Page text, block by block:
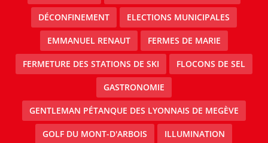
DÉCONFINEMENT ELECTIONS MUNICIPALES
EMMANUEL RENAUT FERMES DE MARIE
FERMETURE DES STATIONS DE SKI FLOCONS DE SEL
GASTRONOMIE
GENTLEMAN PÉTANQUE DES LYONNAIS DE MEGÈVE
GOLF DU MONT-D'ARBOIS ILLUMINATION